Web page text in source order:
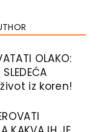
OLAKO:
iz koren!